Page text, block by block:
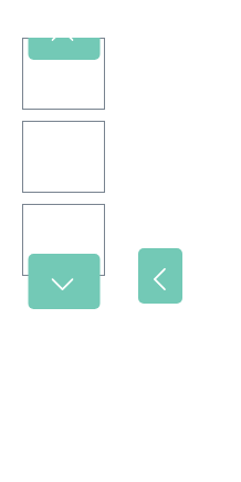
Bildergalerie überspringen